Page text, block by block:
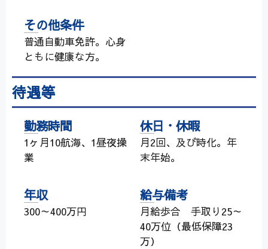
その他条件
普通自動車免許。心身
ともに健康な方。
待遇等
勤務時間
1ヶ月10航海、1昼夜操
業
休日・休暇
月2回、及び時化。年
末年始。
年収
300～400万円
給与備考
月給歩合 手取り25～
40万位（最低保障23
万）